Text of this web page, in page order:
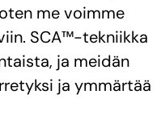
me voimme
SCA™-tekniikka
ja meidän
ja ymmärtää